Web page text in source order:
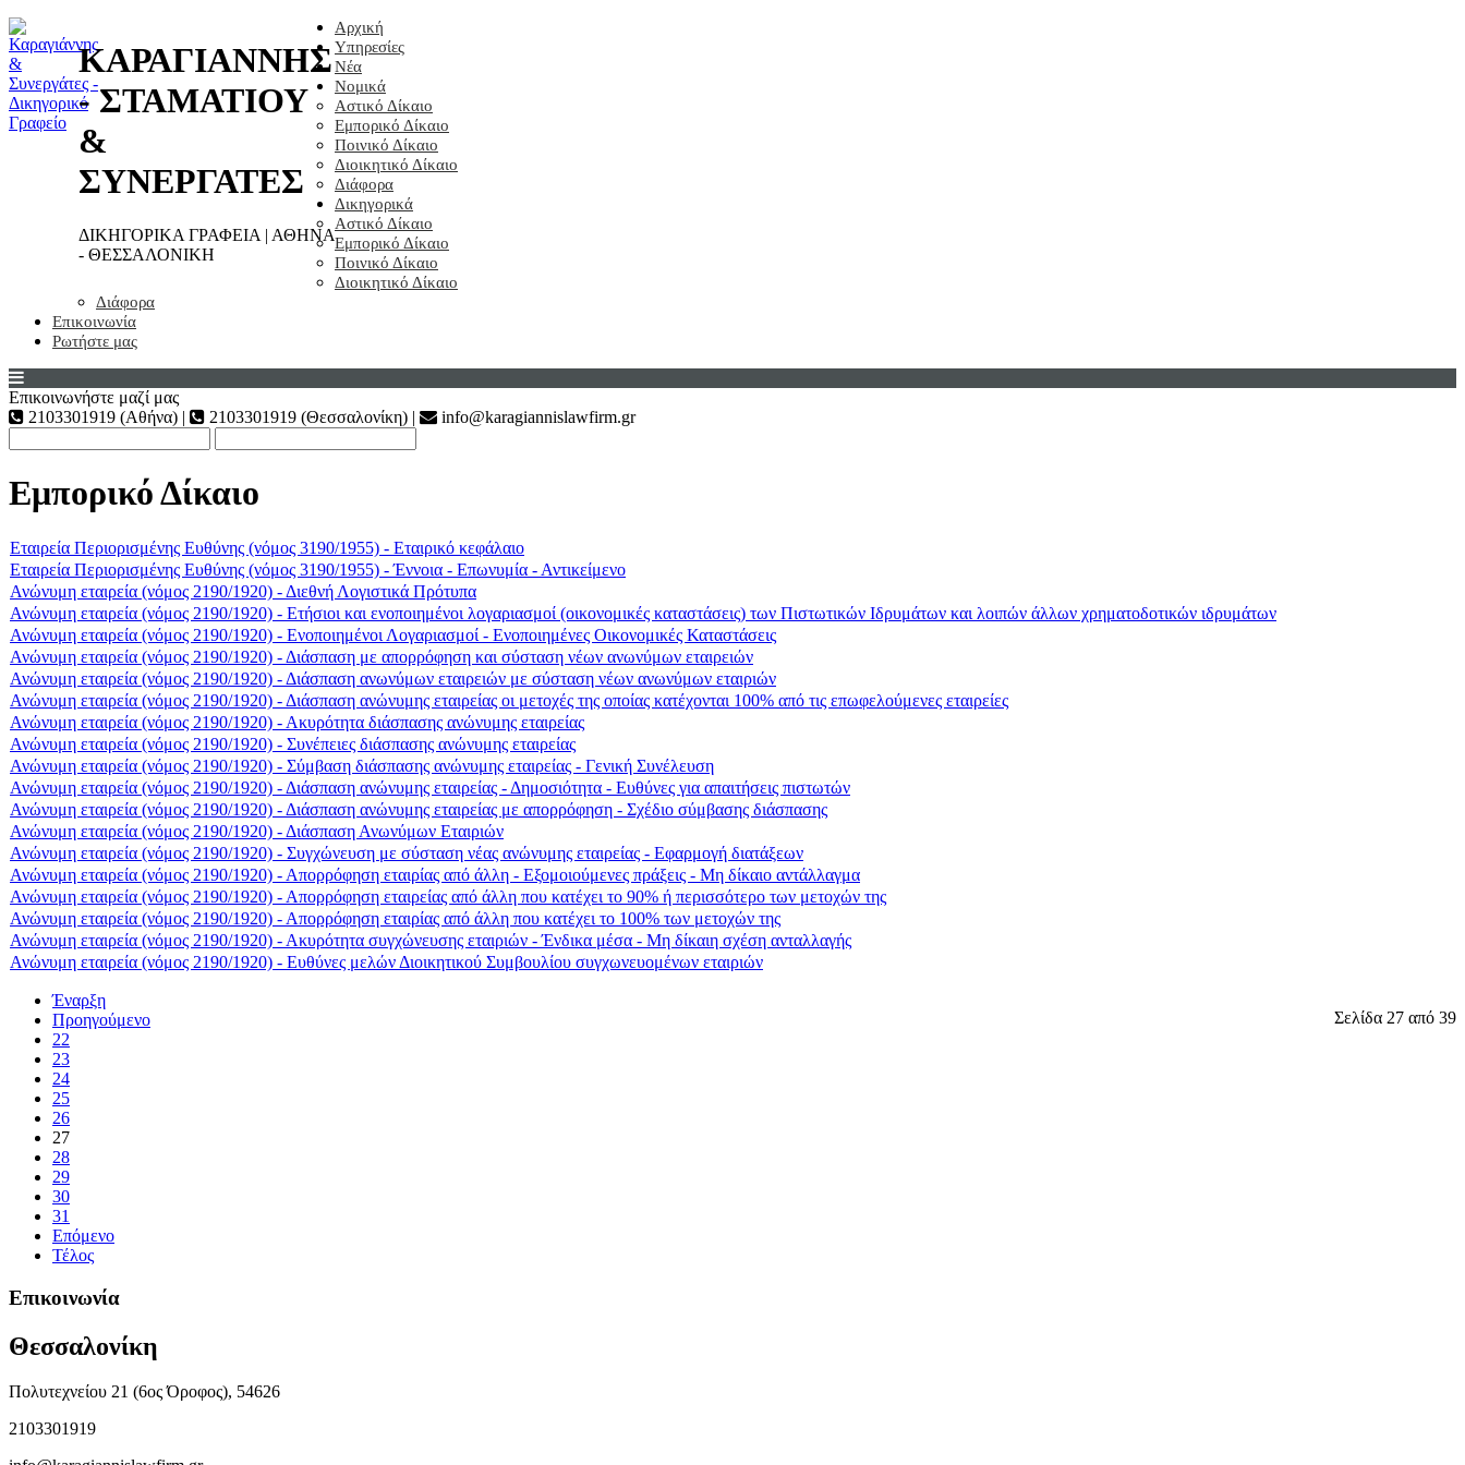
ΚΑΡΑΓΙΑΝΝΗΣ
- ΣΤΑΜΑΤΙΟΥ
&
ΣΥΝΕΡΓΑΤΕΣ
ΔΙΚΗΓΟΡΙΚΑ ΓΡΑΦΕΙΑ | ΑΘΗΝΑ
- ΘΕΣΣΑΛΟΝΙΚΗ
Αρχική
Υπηρεσίες
Νέα
Νομικά
Αστικό Δίκαιο
Εμπορικό Δίκαιο
Ποινικό Δίκαιο
Διοικητικό Δίκαιο
Διάφορα
Δικηγορικά
Αστικό Δίκαιο
Εμπορικό Δίκαιο
Ποινικό Δίκαιο
Διοικητικό Δίκαιο
Διάφορα
Επικοινωνία
Ρωτήστε μας
Επικοινωνήστε μαζί μας
2103301919 (Αθήνα) |
2103301919 (Θεσσαλονίκη) | info@karagiannislawfirm.gr
Εμπορικό Δίκαιο
Εταιρεία Περιορισμένης Ευθύνης (νόμος 3190/1955) - Εταιρικό κεφάλαιο
Εταιρεία Περιορισμένης Ευθύνης (νόμος 3190/1955) - Έννοια - Επωνυμία - Αντικείμενο
Ανώνυμη εταιρεία (νόμος 2190/1920) - Διεθνή Λογιστικά Πρότυπα
Ανώνυμη εταιρεία (νόμος 2190/1920) - Ετήσιοι και ενοποιημένοι λογαριασμοί (οικονομικές καταστάσεις) των Πιστωτικών Ιδρυμάτων και λοιπών άλλων χρηματοδοτικών ιδρυμάτων
Ανώνυμη εταιρεία (νόμος 2190/1920) - Ενοποιημένοι Λογαριασμοί - Ενοποιημένες Οικονομικές Καταστάσεις
Ανώνυμη εταιρεία (νόμος 2190/1920) - Διάσπαση με απορρόφηση και σύσταση νέων ανωνύμων εταιρειών
Ανώνυμη εταιρεία (νόμος 2190/1920) - Διάσπαση ανωνύμων εταιρειών με σύσταση νέων ανωνύμων εταιριών
Ανώνυμη εταιρεία (νόμος 2190/1920) - Διάσπαση ανώνυμης εταιρείας οι μετοχές της οποίας κατέχονται 100% από τις επωφελούμενες εταιρείες
Ανώνυμη εταιρεία (νόμος 2190/1920) - Ακυρότητα διάσπασης ανώνυμης εταιρείας
Ανώνυμη εταιρεία (νόμος 2190/1920) - Συνέπειες διάσπασης ανώνυμης εταιρείας
Ανώνυμη εταιρεία (νόμος 2190/1920) - Σύμβαση διάσπασης ανώνυμης εταιρείας - Γενική Συνέλευση
Ανώνυμη εταιρεία (νόμος 2190/1920) - Διάσπαση ανώνυμης εταιρείας - Δημοσιότητα - Ευθύνες για απαιτήσεις πιστωτών
Ανώνυμη εταιρεία (νόμος 2190/1920) - Διάσπαση ανώνυμης εταιρείας με απορρόφηση - Σχέδιο σύμβασης διάσπασης
Ανώνυμη εταιρεία (νόμος 2190/1920) - Διάσπαση Ανωνύμων Εταιριών
Ανώνυμη εταιρεία (νόμος 2190/1920) - Συγχώνευση με σύσταση νέας ανώνυμης εταιρείας - Εφαρμογή διατάξεων
Ανώνυμη εταιρεία (νόμος 2190/1920) - Απορρόφηση εταιρίας από άλλη - Εξομοιούμενες πράξεις - Μη δίκαιο αντάλλαγμα
Ανώνυμη εταιρεία (νόμος 2190/1920) - Απορρόφηση εταιρείας από άλλη που κατέχει το 90% ή περισσότερο των μετοχών της
Ανώνυμη εταιρεία (νόμος 2190/1920) - Απορρόφηση εταιρίας από άλλη που κατέχει το 100% των μετοχών της
Ανώνυμη εταιρεία (νόμος 2190/1920) - Ακυρότητα συγχώνευσης εταιριών - Ένδικα μέσα - Μη δίκαιη σχέση ανταλλαγής
Ανώνυμη εταιρεία (νόμος 2190/1920) - Ευθύνες μελών Διοικητικού Συμβουλίου συγχωνευομένων εταιριών
Σελίδα 27 από 39
Έναρξη
Προηγούμενο
22
23
24
25
26
27
28
29
30
31
Επόμενο
Τέλος
Επικοινωνία
Θεσσαλονίκη
Πολυτεχνείου 21 (6ος Όροφος), 54626
2103301919